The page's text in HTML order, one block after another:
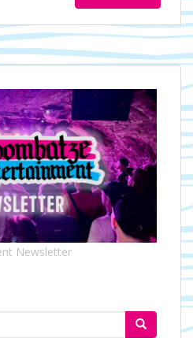
Newsletter